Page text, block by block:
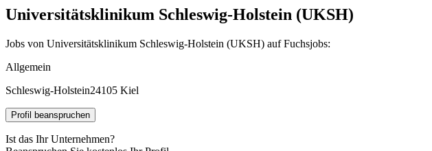
Universitätsklinikum Schleswig-Holstein (UKSH)
Jobs von Universitätsklinikum Schleswig-Holstein (UKSH) auf Fuchsjobs:
Allgemein
Schleswig-Holstein24105 Kiel
Profil beanspruchen
Ist das Ihr Unternehmen?